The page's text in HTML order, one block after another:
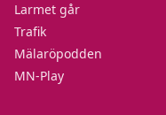
Larmet går
Trafik
Mälaröpodden
MN-Play